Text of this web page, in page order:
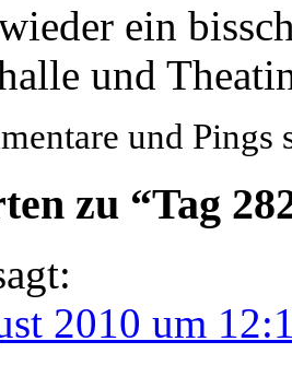
ein
und
und Pings
zu “Tag
2010 um